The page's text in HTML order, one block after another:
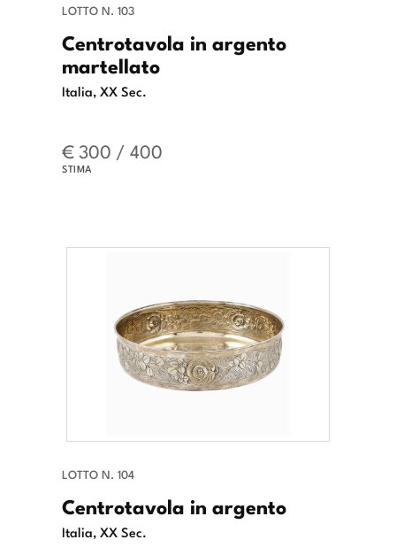
LOTTO N. 103
Centrotavola in argento
martellato
Italia, XX Sec.
€ 300 / 400
STIMA
LOTTO N. 104
Centrotavola in argento
Italia, XX Sec.